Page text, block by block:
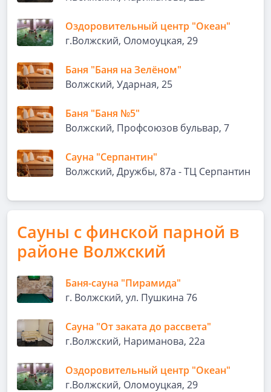
Оздоровительный центр "Океан"
г.Волжский, Оломоуцкая, 29
Баня "Баня на Зелёном"
Волжский, Ударная, 25
Баня "Баня №5"
Волжский, Профсоюзов бульвар, 7
Сауна "Серпантин"
Волжский, Дружбы, 87а - ТЦ Серпантин
Сауны с финской парной в
районе Волжский
Баня-сауна "Пирамида"
г. Волжский, ул. Пушкина 76
Сауна "От заката до рассвета"
г.Волжский, Нариманова, 22а
Оздоровительный центр "Океан"
г.Волжский, Оломоуцкая, 29